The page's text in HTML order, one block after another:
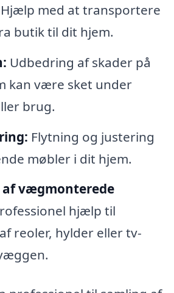
Hjælp med at transportere
butik til dit hjem.
Udbedring af skader på
kan være sket under
brug.
Flytning og justering
møbler i dit hjem.
vægmonterede
hjælp til
reoler, hylder eller tv-